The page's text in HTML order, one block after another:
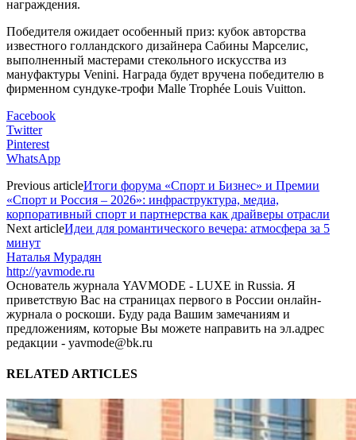
награждения.
Победителя ожидает особенный приз: кубок авторства
известного голландского дизайнера Сабины Марселис,
выполненный мастерами стекольного искусства из
мануфактуры Venini. Награда будет вручена победителю в
фирменном сундуке-трофи Malle Trophée Louis Vuitton.
Facebook
Twitter
Pinterest
WhatsApp
Previous articleИтоги форума «Спорт и Бизнес» и Премии
«Спорт и Россия – 2026»: инфраструктура, медиа,
корпоративный спорт и партнерства как драйверы отрасли
Next articleИдеи для романтического вечера: атмосфера за 5
минут
Наталья Мурадян
http://yavmode.ru
Основатель журнала YAVMODE - LUXE in Russia. Я
приветствую Вас на страницах первого в России онлайн-
журнала о роскоши. Буду рада Вашим замечаниям и
предложениям, которые Вы можете направить на эл.адрес
редакции - yavmode@bk.ru
RELATED ARTICLES